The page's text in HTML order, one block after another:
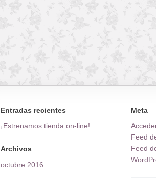
Entradas recientes
¡Estrenamos tienda on-line!
Archivos
octubre 2016
Meta
Feed
Feed